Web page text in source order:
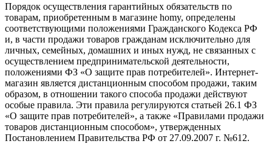
Порядок осуществления гарантийных обязательств по
товарам, приобретенным в магазине homy, определены
соответствующими положениями Гражданского Кодекса РФ
и, в части продажи товаров гражданам исключительно для
личных, семейных, домашних и иных нужд, не связанных с
осуществлением предпринимательской деятельности,
положениями ФЗ «О защите прав потребителей». Интернет-
магазин является дистанционным способом продажи, таким
образом, в отношении такого способа продажи действуют
особые правила. Эти правила регулируются статьей 26.1 ФЗ
«О защите прав потребителей», а также «Правилами продажи
товаров дистанционным способом», утвержденных
Постановлением Правительства РФ от 27.09.2007 г. №612.